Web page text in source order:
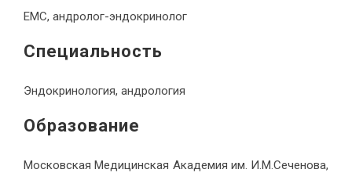
ЕМС, андролог-эндокринолог
Специальность
Эндокринология, андрология
Образование
Московская Медицинская Академия им. И.М.Сеченова,